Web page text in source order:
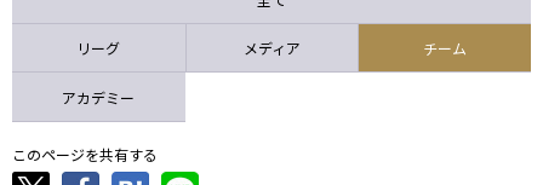
リーグ メディア チーム
アカデミー
このページを共有する